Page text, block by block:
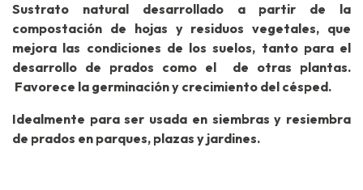
Sustrato natural desarrollado a partir de la
compostación de hojas y residuos vegetales, que
mejora las condiciones de los suelos, tanto para el
desarrollo de prados como el de otras plantas.
Favorece la germinación y crecimiento del césped.
Idealmente para ser usada en siembras y resiembra
de prados en parques, plazas y jardines.